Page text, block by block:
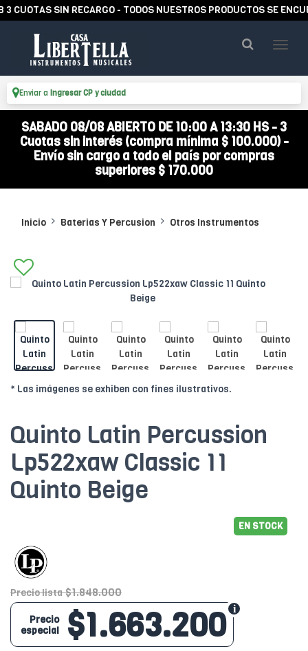
SIN RECARGO - TODOS NUESTROS PRODUCTOS SE
Enviar a Ingresar CP y ciudad
SABADO 08/08 ABIERTO DE 10:00 A 13:30 HS - 3
Cuotas sin interés (compra mínima $ 100.000) -
Envío sin cargo a todo el país por compras
superiores $ 170.000
Inicio Baterias Y Percusion Otros Instrumentos
* Las imágenes se exhiben con fines ilustrativos.
Quinto Latin Percussion
Lp522xaw Classic 11
Quinto Beige
EN STOCK
Precio lista $1.848.000
$1.663.200
Precio
especial